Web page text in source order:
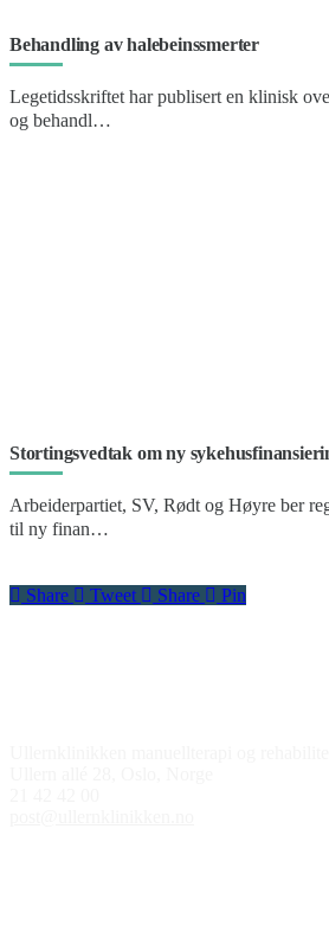
Behandling av halebeinssmerter
Legetidsskriftet har publisert en klinisk
og behandl…
Stortingsvedtak om ny
Arbeiderpartiet, SV, Rødt og Høyre ber
til ny finan…
Share Tweet Share Pin